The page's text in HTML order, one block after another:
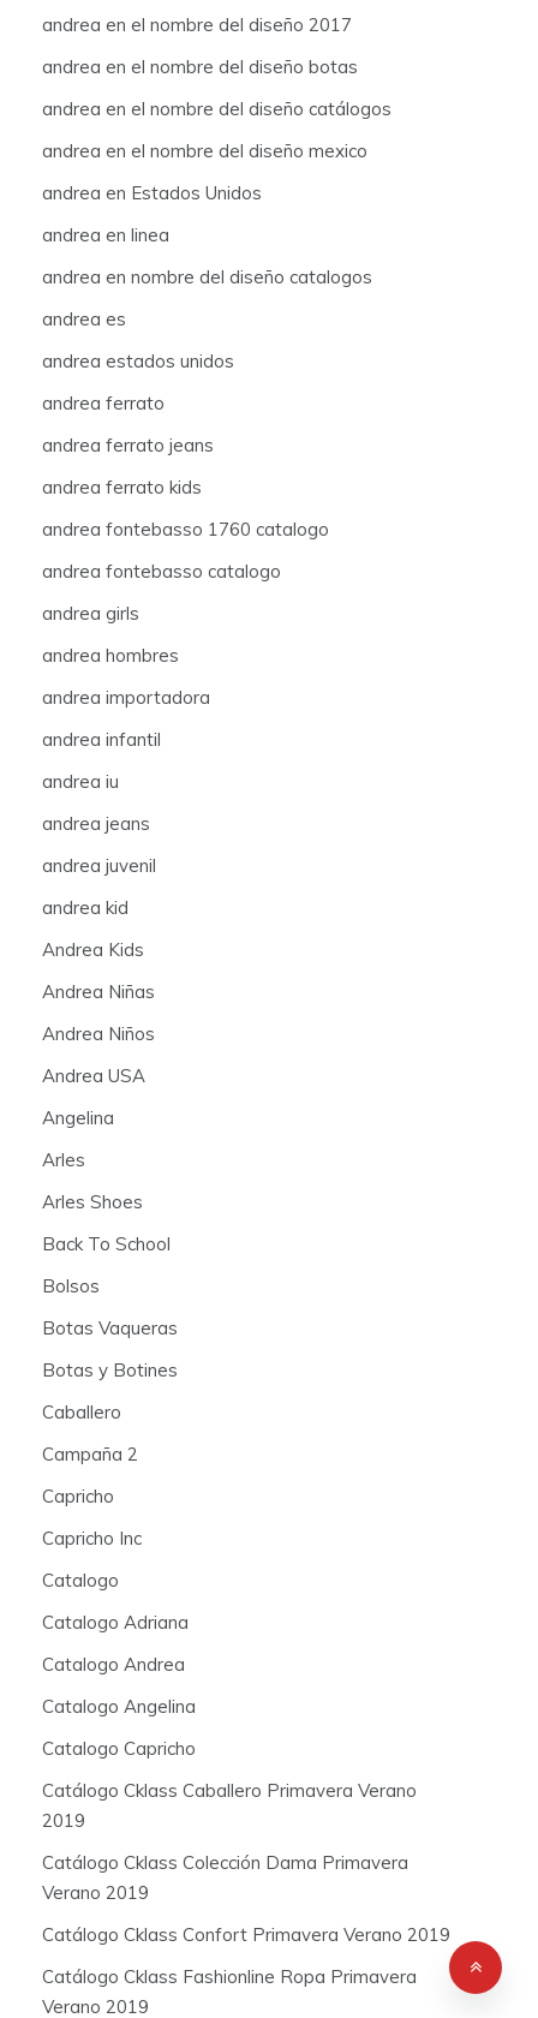
andrea en el nombre del diseño 2017
andrea en el nombre del diseño botas
andrea en el nombre del diseño catálogos
andrea en el nombre del diseño mexico
andrea en Estados Unidos
andrea en linea
andrea en nombre del diseño catalogos
andrea es
andrea estados unidos
andrea ferrato
andrea ferrato jeans
andrea ferrato kids
andrea fontebasso 1760 catalogo
andrea fontebasso catalogo
andrea girls
andrea hombres
andrea importadora
andrea infantil
andrea iu
andrea jeans
andrea juvenil
andrea kid
Andrea Kids
Andrea Niñas
Andrea Niños
Andrea USA
Angelina
Arles
Arles Shoes
Back To School
Bolsos
Botas Vaqueras
Botas y Botines
Caballero
Campaña 2
Capricho
Capricho Inc
Catalogo
Catalogo Adriana
Catalogo Andrea
Catalogo Angelina
Catalogo Capricho
Catálogo Cklass Caballero Primavera Verano
2019
Catálogo Cklass Colección Dama Primavera
Verano 2019
Catálogo Cklass Confort Primavera Verano 2019
Catálogo Cklass Fashionline Ropa Primavera
Verano 2019